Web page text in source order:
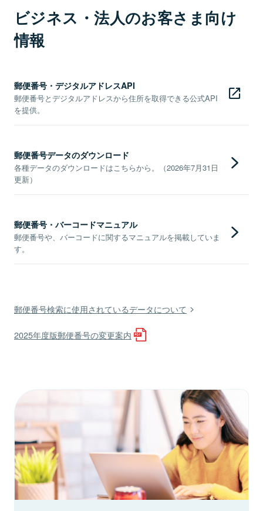
ビジネス・法人のお客さま向け
情報
郵便番号・デジタルアドレスAPI
郵便番号とデジタルアドレスから住所を取得できる公式API
を提供。
郵便番号データのダウンロード
各種データのダウンロードはこちらから。（2026年7月31日
更新）
郵便番号・バーコードマニュアル
郵便番号や、バーコードに関するマニュアルを掲載していま
す。
郵便番号検索に使用されているデータについて
2025年度版郵便番号の変更案内